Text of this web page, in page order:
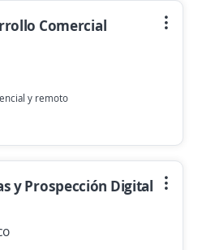
Comercial
y remoto
y Prospección Digital